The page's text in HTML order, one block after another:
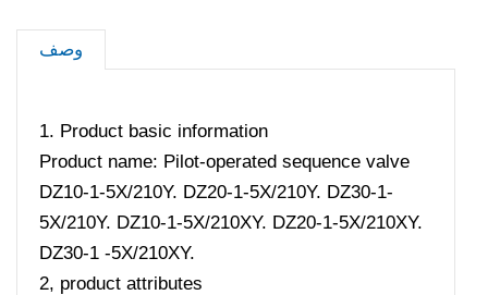
وصف
1. Product basic information
Product name: Pilot-operated sequence valve
DZ10-1-5X/210Y. DZ20-1-5X/210Y. DZ30-1-
5X/210Y. DZ10-1-5X/210XY. DZ20-1-5X/210XY.
DZ30-1 -5X/210XY.
2, product attributes